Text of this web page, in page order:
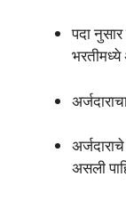
पदा
असली